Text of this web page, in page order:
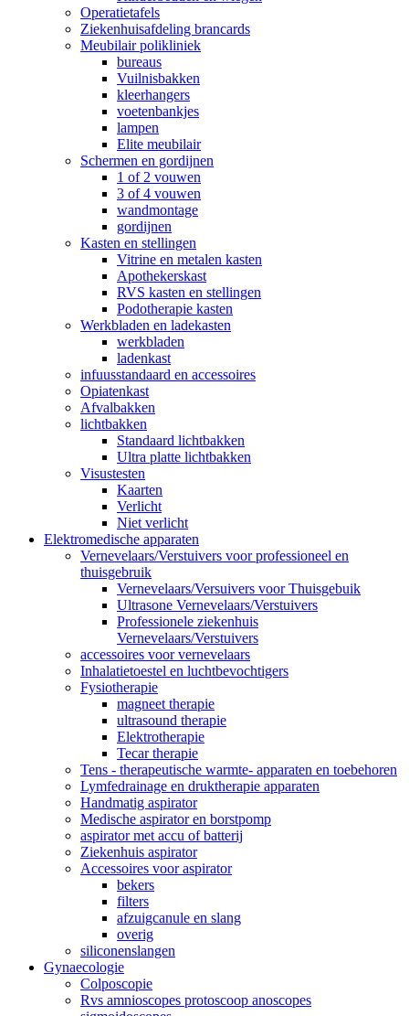
Operatietafels
Ziekenhuisafdeling brancards
Meubilair polikliniek
bureaus
Vuilnisbakken
kleerhangers
voetenbankjes
lampen
Elite meubilair
Schermen en gordijnen
1 of 2 vouwen
3 of 4 vouwen
wandmontage
gordijnen
Kasten en stellingen
Vitrine en metalen kasten
Apothekerskast
RVS kasten en stellingen
Podotherapie kasten
Werkbladen en ladekasten
werkbladen
ladenkast
infuusstandaard en accessoires
Opiatenkast
Afvalbakken
lichtbakken
Standaard lichtbakken
Ultra platte lichtbakken
Visustesten
Kaarten
Verlicht
Niet verlicht
Elektromedische apparaten
Vernevelaars/Verstuivers voor professioneel en
thuisgebruik
Vernevelaars/Versuivers voor Thuisgebuik
Ultrasone Vernevelaars/Verstuivers
Professionele ziekenhuis
Vernevelaars/Verstuivers
accessoires voor vernevelaars
Inhalatietoestel en luchtbevochtigers
Fysiotherapie
magneet therapie
ultrasound therapie
Elektrotherapie
Tecar therapie
Tens - therapeutische warmte- apparaten en toebehoren
Lymfedrainage en druktherapie apparaten
Handmatig aspirator
Medische aspirator en borstpomp
aspirator met accu of batterij
Ziekenhuis aspirator
Accessoires voor aspirator
bekers
filters
afzuigcanule en slang
overig
siliconenslangen
Gynaecologie
Colposcopie
Rvs amnioscopes protoscoop anoscopes